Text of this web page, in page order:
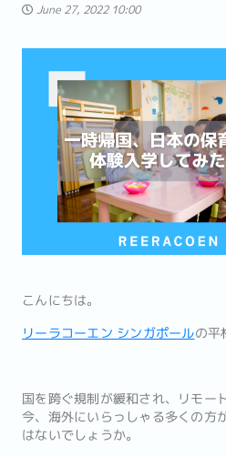
June 27, 2022 10:00
こんにちは。
リーラコーエン シンガポールの平
国を跨ぐ規制が緩和され、リモー
今、海外にいらっしゃる多くの方
はないでしょうか。